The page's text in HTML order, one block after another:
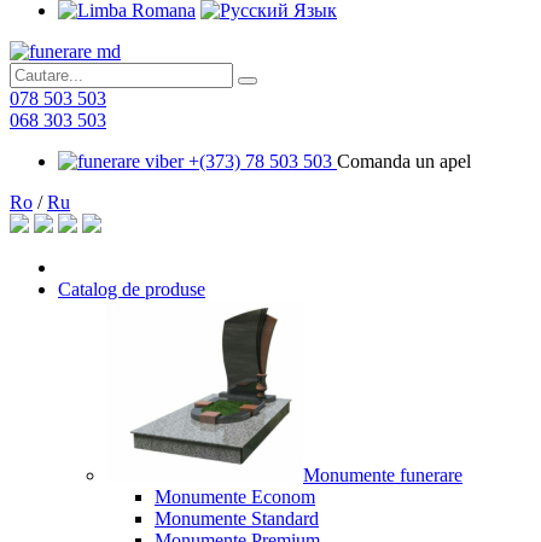
078 503 503
068 303 503
+(373) 78 503 503 Comanda un apel
Ro /Ru
Catalog de produse
Monumente funerare
Monumente Econom
Monumente Standard